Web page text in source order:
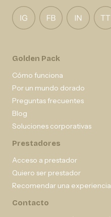
Golden Pack
Cómo funciona
Por un mundo dorado
Preguntas frecuentes
Blog
Soluciones corporativas
Prestadores
Acceso a prestador
Quiero ser prestador
Recomendar una experiencia
Contacto